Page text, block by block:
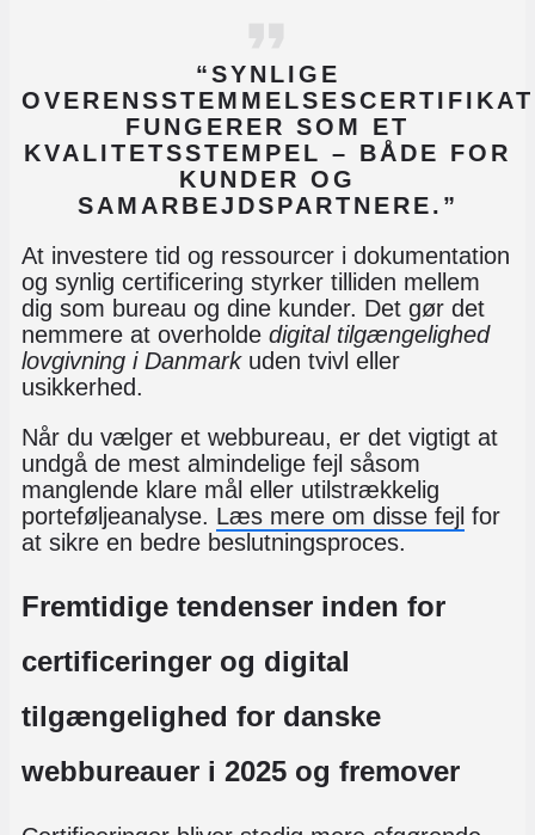
“SYNLIGE
FUNGERER SOM ET
KVALITETSSTEMPEL – BÅDE FOR
KUNDER OG
SAMARBEJDSPARTNERE.”
At investere tid og ressourcer i dokumentation
og synlig certificering styrker tilliden mellem
dig som bureau og dine kunder. Det gør det
nemmere at overholde digital tilgængelighed
lovgivning i Danmarkuden tvivl eller
usikkerhed.
Når du vælger et webbureau, er det vigtigt at
undgå de mest almindelige fejl såsom
manglende klare mål eller utilstrækkelig
porteføljeanalyse. Læs mere om disse fejl for
at sikre en bedre beslutningsproces.
Fremtidige tendenser inden for
certificeringer og digital
tilgængelighed for danske
webbureauer i 2025 og fremover